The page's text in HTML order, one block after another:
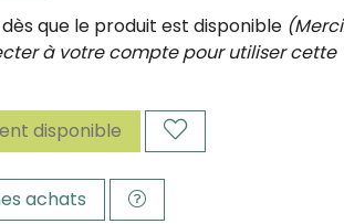
que le produit est disponible (Merci
à votre compte pour utiliser cette
disponible
achats